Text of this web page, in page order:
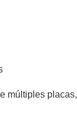
múltiples placas,